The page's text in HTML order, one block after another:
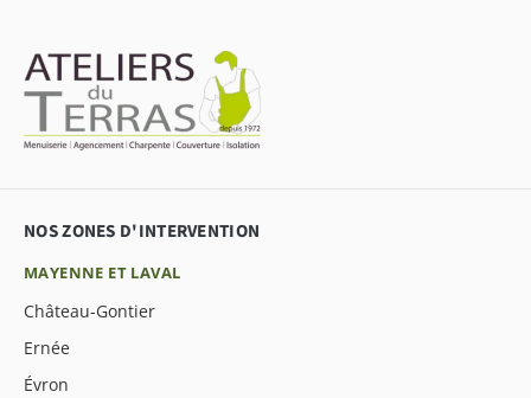
NOS ZONES D'INTERVENTION
MAYENNE ET LAVAL
Château-Gontier
Ernée
Évron